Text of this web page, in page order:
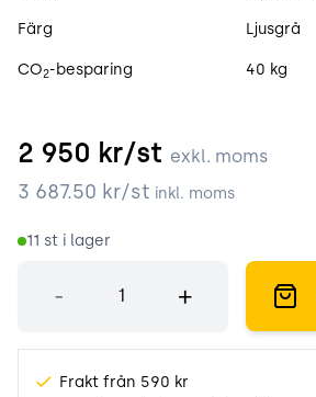
Färg Ljusgrå
CO2-besparing 40 kg
2 950 kr/st exkl. moms
3 687.50 kr/st inkl. moms
11 st i lager
- +
Frakt från 590 kr